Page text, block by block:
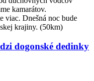
kamarátov.
viac. Dnešná noc bude
krajiny. (50km)
dogonské dedinky